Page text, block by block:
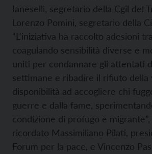
Ianeselli, segretario della Cgil del
Lorenzo Pomini, segretario della
“L'iniziativa ha raccolto adesioni
coagulando sensibilità diverse e
uniti per condannare gli attentati
settimane e ribadire il rifiuto della
disponibilità ad accogliere chi
guerre e dalla fame,
condizione di profugo e
ricordato Massimiliano Pilati,
Forum per la pace, e Vincenzo